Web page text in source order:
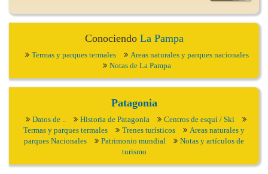
Conociendo La Pampa
Termas y parques termales
Areas naturales y parques nacionales
Notas de La Pampa
Patagonia
Datos de .. Historia de Patagonia
Centros de esquí / Ski
Termas y parques termales
Trenes turísticos
Areas naturales y
parques Nacionales
Patrimonio mundial
Notas y artículos de
turismo